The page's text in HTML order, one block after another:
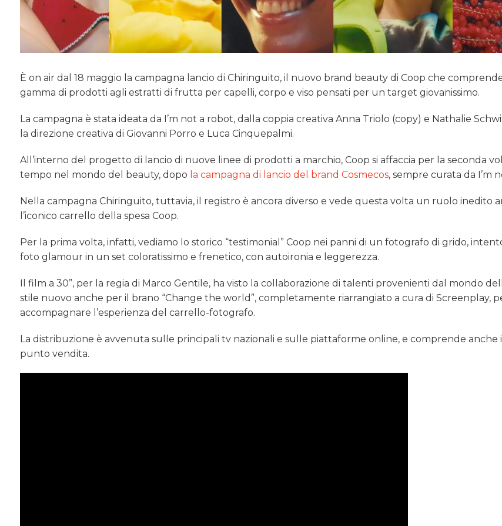
È on air dal 18 maggio la campagna lancio di Chiringuito, il nuovo brand beauty di Coop che
gamma di prodotti agli estratti di frutta per capelli, corpo e viso pensati per un target giovanissimo.
La campagna è stata ideata da I’m not a robot, dalla coppia creativa Anna Triolo (copy) e Nathalie
la direzione creativa di Giovanni Porro e Luca Cinquepalmi.
All’interno del progetto di lancio di nuove linee di prodotti a marchio, Coop si affaccia per la seconda
tempo nel mondo del beauty, dopo la campagna di lancio del brand Cosmecos, sempre curata da I’m
Nella campagna Chiringuito, tuttavia, il registro è ancora diverso e vede questa volta un ruolo inedito
l’iconico carrello della spesa Coop.
Per la prima volta, infatti, vediamo lo storico “testimonial” Coop nei panni di un fotografo di grido,
foto glamour in un set coloratissimo e frenetico, con autoironia e leggerezza.
Il film a 30”, per la regia di Marco Gentile, ha visto la collaborazione di talenti provenienti dal mondo
stile nuovo anche per il brano “Change the world”, completamente riarrangiato a cura di Screenplay,
accompagnare l’esperienza del carrello-fotografo.
La distribuzione è avvenuta sulle principali tv nazionali e sulle piattaforme online, e comprende anche
punto vendita.